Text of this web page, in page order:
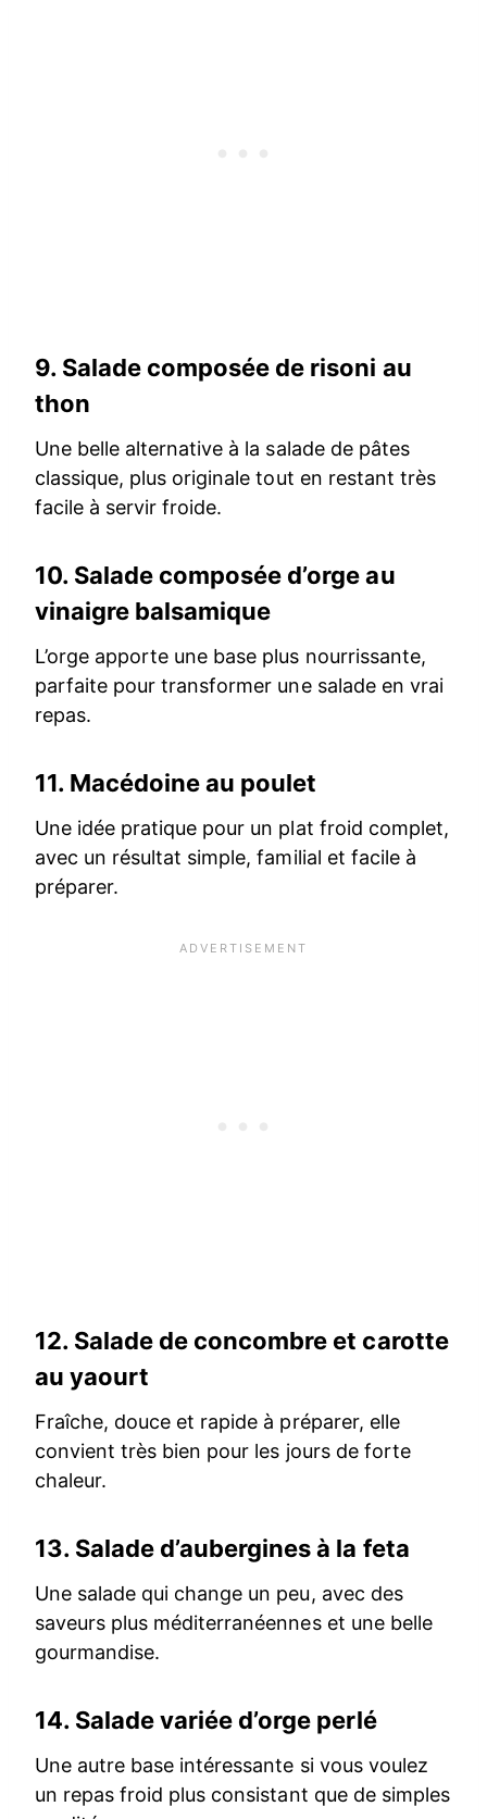
9. Salade composée de risoni au
thon
Une belle alternative à la salade de pâtes
classique, plus originale tout en restant très
facile à servir froide.
10. Salade composée d’orge au
vinaigre balsamique
L’orge apporte une base plus nourrissante,
parfaite pour transformer une salade en vrai
repas.
11. Macédoine au poulet
Une idée pratique pour un plat froid complet,
avec un résultat simple, familial et facile à
préparer.
12. Salade de concombre et carotte
au yaourt
Fraîche, douce et rapide à préparer, elle
convient très bien pour les jours de forte
chaleur.
13. Salade d’aubergines à la feta
Une salade qui change un peu, avec des
saveurs plus méditerranéennes et une belle
gourmandise.
14. Salade variée d’orge perlé
Une autre base intéressante si vous voulez
un repas froid plus consistant que de simples